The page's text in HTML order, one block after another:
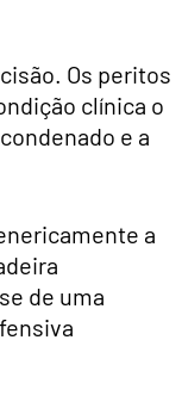
Os peritos
clínica o
e a
a
de uma